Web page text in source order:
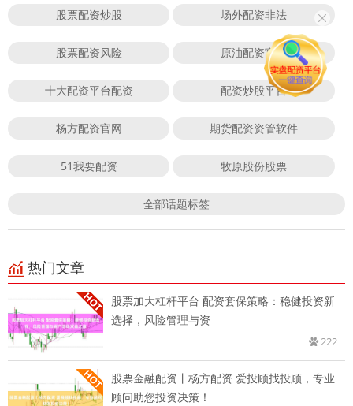
股票配资炒股 场外配资非法
股票配资风险 原油配资官网
十大配资平台配资 配资炒股平台
杨方配资官网 期货配资资管软件
51我要配资 牧原股份股票
全部话题标签
热门文章
股票加大杠杆平台 配资套保策略：稳健投资新
选择，风险管理与资
222
股票金融配资丨杨方配资 爱投顾找投顾，专业
顾问助您投资决策！